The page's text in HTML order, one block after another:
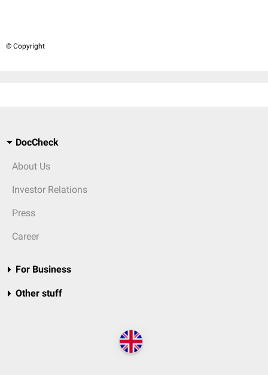
© Copyright
DocCheck
About Us
Investor Relations
Press
Career
For Business
Other stuff